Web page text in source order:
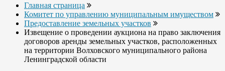
Главная страница
Комитет по управлению муниципальным имуществом
Предоставление земельных участков
Извещение о проведении аукциона на право заключения
договоров аренды земельных участков, расположенных
на территории Волховского муниципального района
Ленинградской области